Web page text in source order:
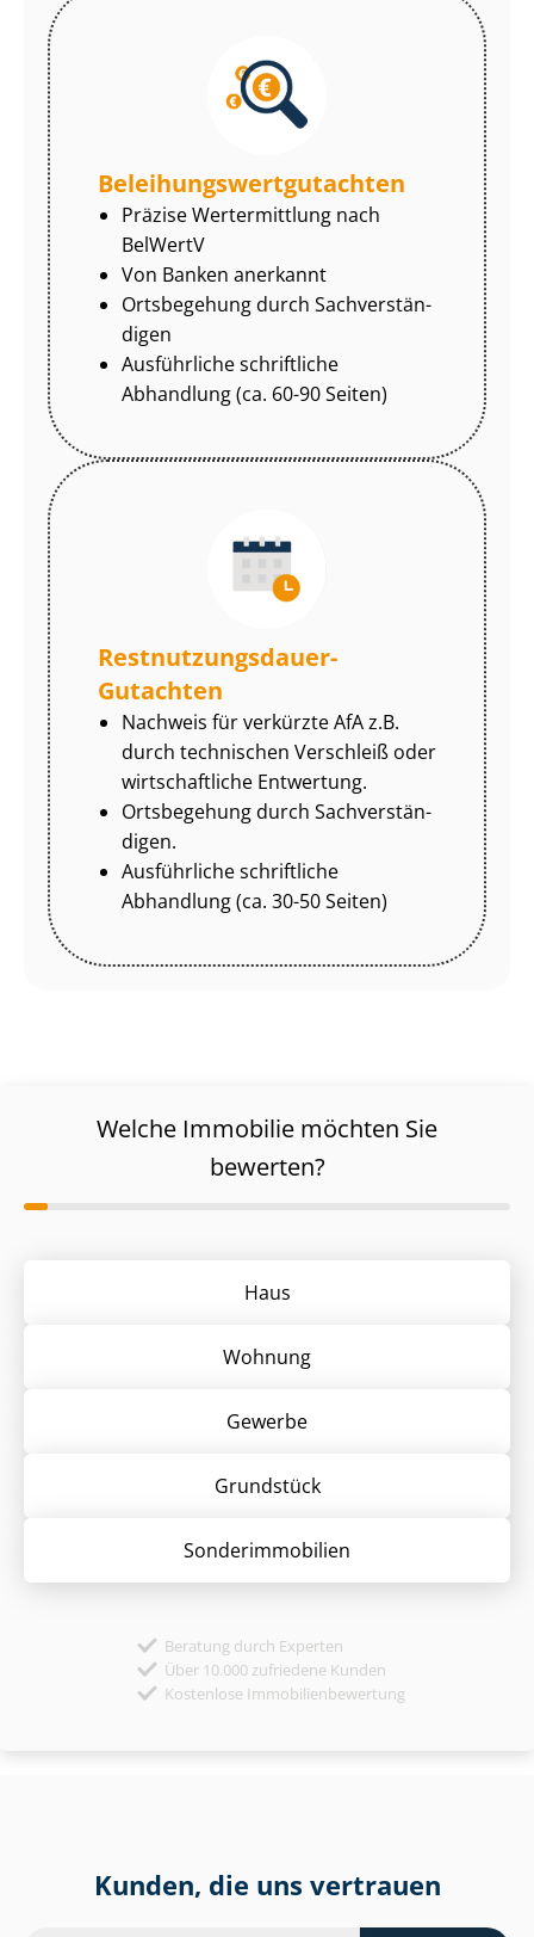
Be­lei­hungs­wert­gut­ach­ten
Präzise Wertermittlung nach
BelWertV
Von Banken anerkannt
Ortsbegehung durch Sach­ver­stän­
di­gen
Ausführliche schriftliche
Abhandlung (ca. 60-90 Seiten)
Rest­nut­zungs­dau­er-
Gutachten
Nachweis für verkürzte AfA z.B.
durch technischen Verschleiß oder
wirtschaftliche Entwertung.
Ortsbegehung durch Sach­ver­stän­
di­gen.
Ausführliche schriftliche
Abhandlung (ca. 30-50 Seiten)
Welche Immobilie möchten Sie
bewerten?
Haus
Wohnung
Gewerbe
Grund­stück
Sonder­immobilien
Beratung durch Experten
Über 10.000 zufriedene Kunden
Kostenlose Immobilienbewertung
Kunden, die uns vertrauen